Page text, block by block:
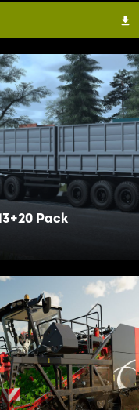
Pack